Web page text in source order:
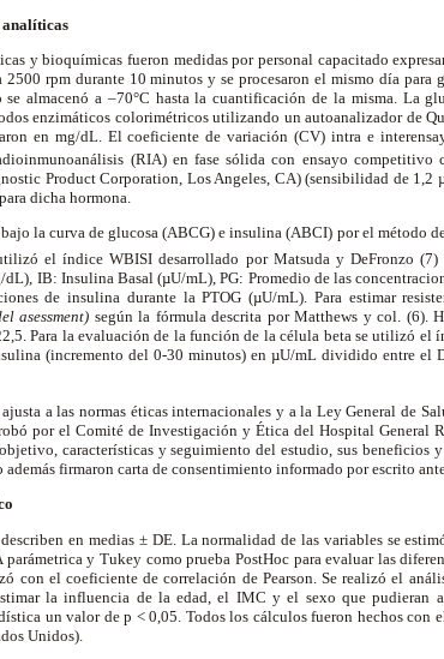
analíticas
y bioquímicas fueron medidas por personal capacitado
2500 rpm durante 10 minutos y se procesaron el mismo día
se almacenó a –70°C hasta la cuantificación de la misma. La
enzimáticos colorimétricos utilizando un autoanalizador de
en mg/dL. El coeficiente de variación (CV) intra e
(RIA) en fase sólida con ensayo competitivo
Product Corporation, Los Angeles, CA) (sensibilidad de
dicha hormona.
la curva de glucosa (ABCG) e insulina (ABCI) por el método
el índice WBISI desarrollado por Matsuda y DeFronzo
dL), IB: Insulina Basal (µU/mL), PG: Promedio de las
de insulina durante la PTOG (µU/mL). Para estimar
asessment) según la fórmula descrita por Matthews y col. (6).
Para la evaluación de la función de la célula beta se utilizó
(incremento del 0-30 minutos) en µU/mL dividido entre el
a las normas éticas internacionales y a la Ley General de
por el Comité de Investigación y Ética del Hospital General
características y seguimiento del estudio, sus beneficios
además firmaron carta de consentimiento informado por escrito
en medias ± DE. La normalidad de las variables se
parámetrica y Tukey como prueba PostHoc para evaluar las
con el coeficiente de correlación de Pearson. Se realizó el
la influencia de la edad, el IMC y el sexo que pudieran
un valor de p < 0,05. Todos los cálculos fueron hechos con
Unidos).